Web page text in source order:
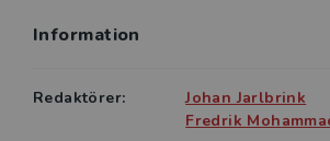
Information
Redaktörer:
Johan Jarlbrink
Fredrik